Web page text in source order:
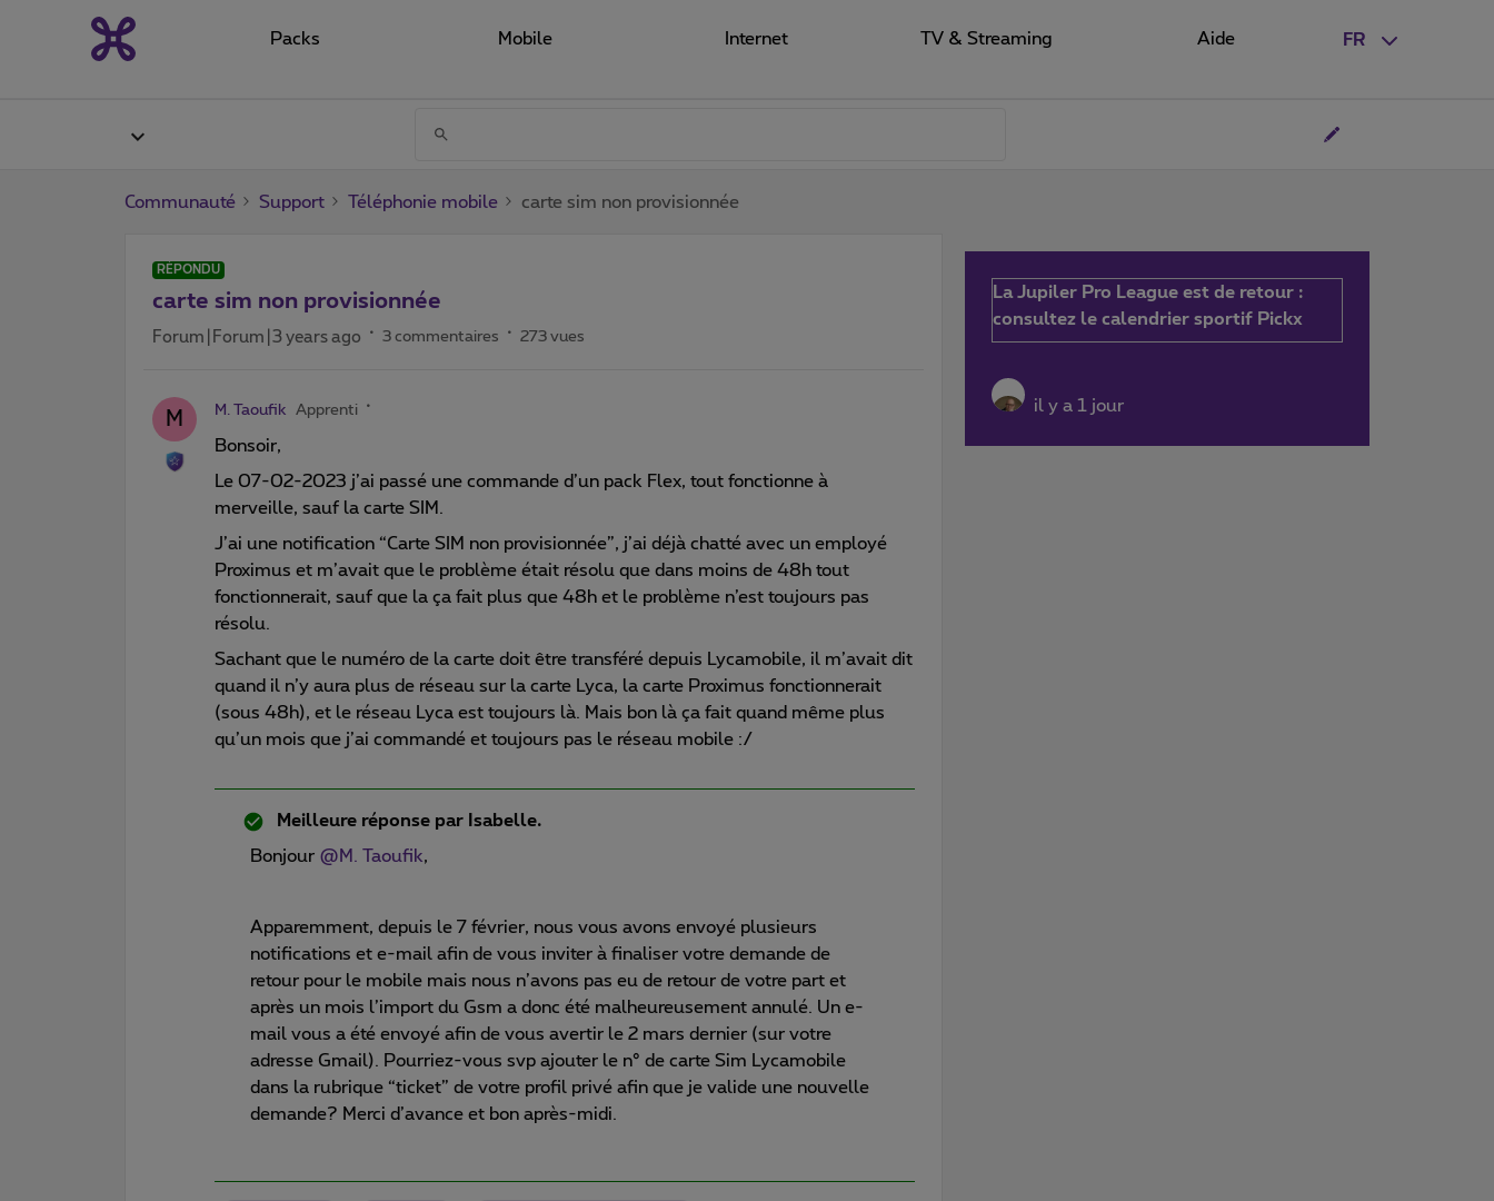
FR
Packs Mobile Internet TV & Streaming Aide
Communauté Support Téléphonie mobile carte sim non provisionnée
RÉPONDU
carte sim non provisionnée
Forum|Forum|3 years ago 3 commentaires 273 vues
M M. Taoufik Apprenti
Bonsoir,
Le 07-02-2023 j’ai passé une commande d’un pack Flex, tout fonctionne à
merveille, sauf la carte SIM.
J’ai une notification “Carte SIM non provisionnée”, j’ai déjà chatté avec un employé
Proximus et m’avait que le problème était résolu que dans moins de 48h tout
fonctionnerait, sauf que la ça fait plus que 48h et le problème n’est toujours pas
résolu.
Sachant que le numéro de la carte doit être transféré depuis Lycamobile, il m’avait dit
quand il n’y aura plus de réseau sur la carte Lyca, la carte Proximus fonctionnerait
(sous 48h), et le réseau Lyca est toujours là. Mais bon là ça fait quand même plus
qu’un mois que j’ai commandé et toujours pas le réseau mobile :/
Meilleure réponse par Isabelle.
Bonjour @M. Taoufik,
Apparemment, depuis le 7 février, nous vous avons envoyé plusieurs
notifications et e-mail afin de vous inviter à finaliser votre demande de
retour pour le mobile mais nous n’avons pas eu de retour de votre part et
après un mois l’import du Gsm a donc été malheureusement annulé. Un e-
mail vous a été envoyé afin de vous avertir le 2 mars dernier (sur votre
adresse Gmail). Pourriez-vous svp ajouter le n° de carte Sim Lycamobile
dans la rubrique “ticket” de votre profil privé afin que je valide une nouvelle
demande? Merci d’avance et bon après-midi.
La Jupiler Pro League est de retour :
consultez le calendrier sportif Pickx
il y a 1 jour